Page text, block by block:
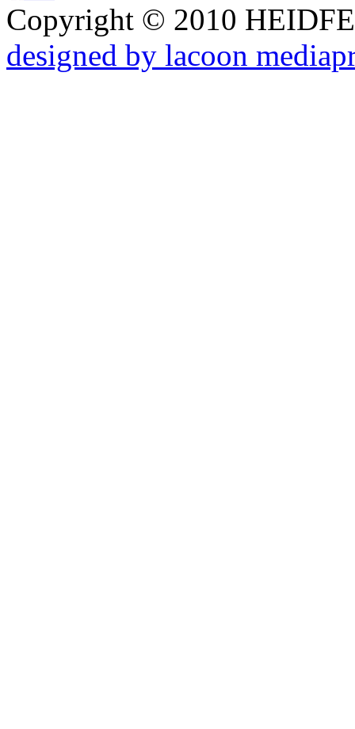
Copyright © 2010
designed by lacoon